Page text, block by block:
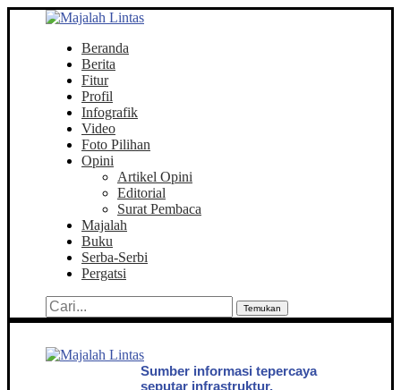
Beranda
Berita
Fitur
Profil
Infografik
Video
Foto Pilihan
Opini
Artikel Opini
Editorial
Surat Pembaca
Majalah
Buku
Serba-Serbi
Pergatsi
Temukan
Sumber informasi tepercaya
seputar infrastruktur,